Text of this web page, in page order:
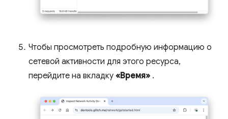
Чтобы просмотреть подробную информацию о
сетевой активности для этого ресурса,
перейдите на вкладку «Время» .